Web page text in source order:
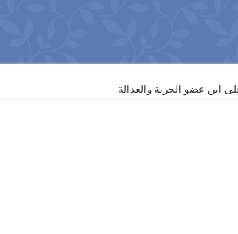
ابن عضو الحرية والعدالة